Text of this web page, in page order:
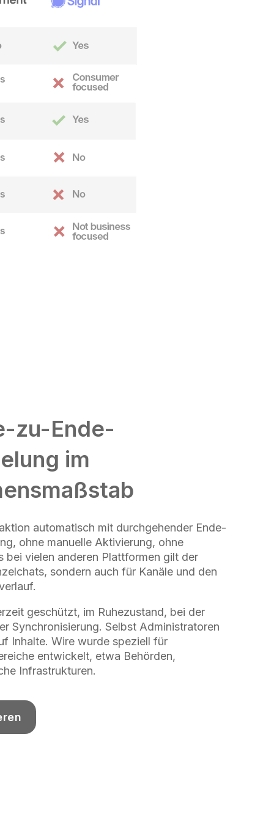
zu-Ende-
im
automatisch mit durchgehender Ende-
ohne manuelle Aktivierung, ohne
bei vielen anderen Plattformen gilt der
sondern auch für Kanäle und den
geschützt, im Ruhezustand, bei der
Synchronisierung. Selbst Administratoren
Inhalte. Wire wurde speziell für
entwickelt, etwa Behörden,
Infrastrukturen.